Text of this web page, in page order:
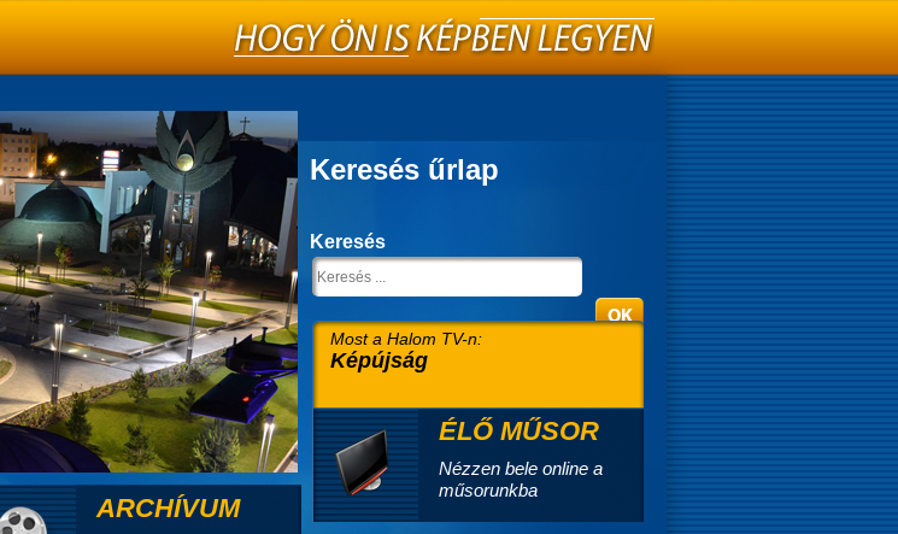
Keresés űrlap
Keresés
Most a Halom TV-n:
Képújság
ÉLŐ MŰSOR
Nézzen bele online a
műsorunkba
ARCHÍVUM